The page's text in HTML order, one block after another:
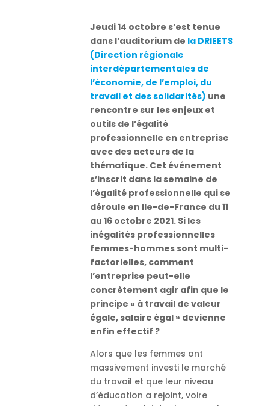
Jeudi 14 octobre s’est tenue
dans l’auditorium de la DRIEETS
(Direction régionale
interdépartementales de
l’économie, de l’emploi, du
travail et des solidarités) une
rencontre sur les enjeux et
outils de l’égalité
professionnelle en entreprise
avec des acteurs de la
thématique. Cet événement
s’inscrit dans la semaine de
l’égalité professionnelle qui se
déroule en Ile-de-France du 11
au 16 octobre 2021. Si les
inégalités professionnelles
femmes-hommes sont multi-
factorielles, comment
l’entreprise peut-elle
concrètement agir afin que le
principe « à travail de valeur
égale, salaire égal » devienne
enfin effectif ?
Alors que les femmes ont
massivement investi le marché
du travail et que leur niveau
d’éducation a rejoint, voire